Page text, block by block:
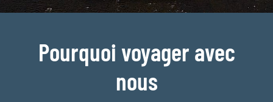
Pourquoi voyager avec
nous